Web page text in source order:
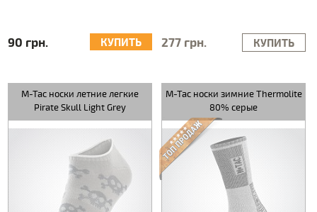
90 грн. КУПИТЬ 277 грн. КУПИТЬ
M-Tac носки летние легкие
Pirate Skull Light Grey
M-Tac носки зимние Thermolite
80% серые